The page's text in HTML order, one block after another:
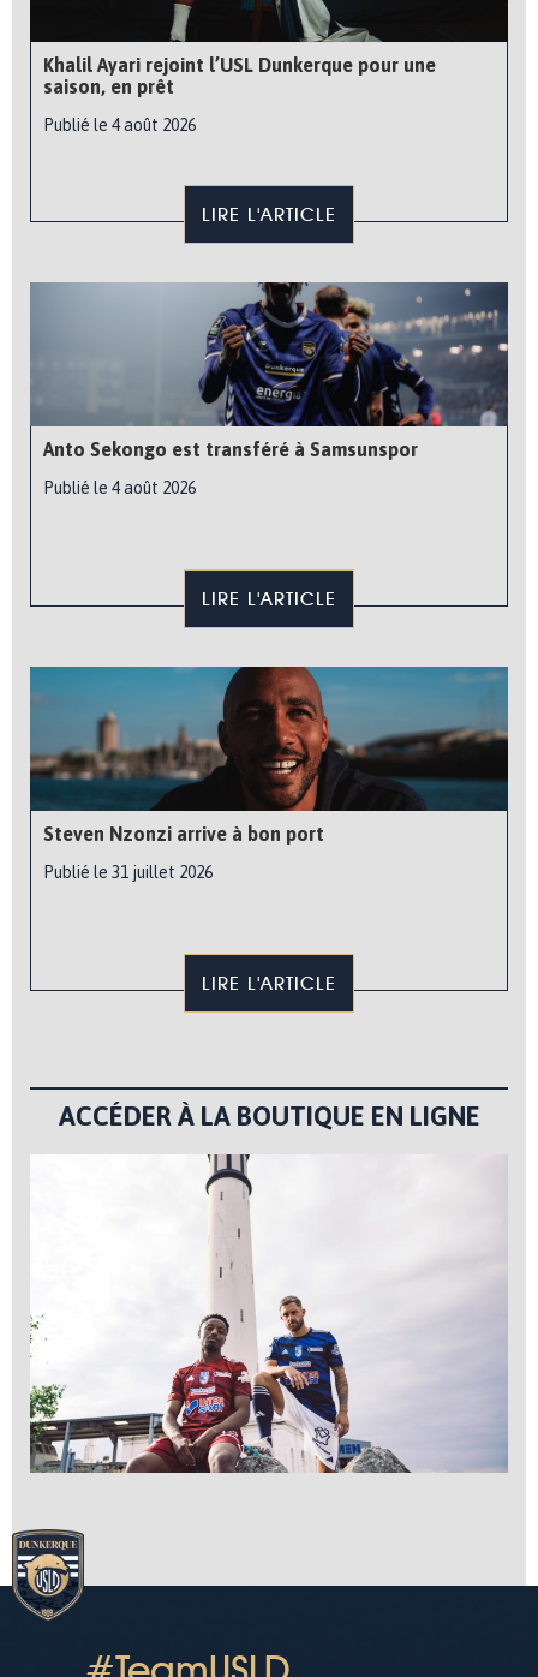
Khalil Ayari rejoint l’USL Dunkerque pour une
saison, en prêt
Publié le 4 août 2026
LIRE L'ARTICLE
Anto Sekongo est transféré à Samsunspor
Publié le 4 août 2026
LIRE L'ARTICLE
Steven Nzonzi arrive à bon port
Publié le 31 juillet 2026
LIRE L'ARTICLE
ACCÉDER À LA BOUTIQUE EN LIGNE